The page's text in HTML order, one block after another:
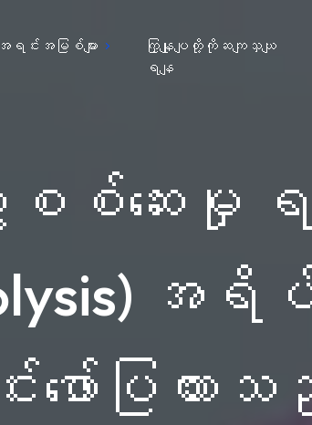
င်းအမြစ်များ
ကြှနျုပျတို့ကိုဆကျသှယျ
ရနျ
ေးမှု ရလဒ်
အရိပ်
ဖော်ပြထား